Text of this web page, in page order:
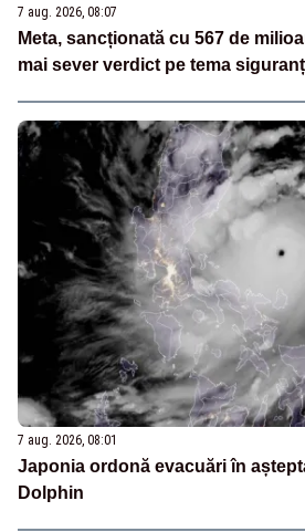
7 aug. 2026, 08:07
Meta, sancționată cu 567 de
mai sever verdict pe tema
7 aug. 2026, 08:01
Japonia ordonă evacuări în
Dolphin